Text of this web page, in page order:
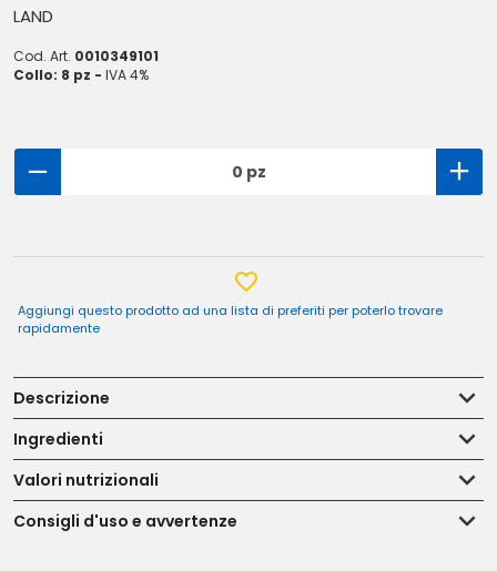
LAND
Cod. Art. 0010349101
Collo: 8 pz - IVA 4%
0 pz
Aggiungi questo prodotto ad una lista di preferiti per poterlo trovare
rapidamente
Descrizione
Ingredienti
Valori nutrizionali
Consigli d'uso e avvertenze